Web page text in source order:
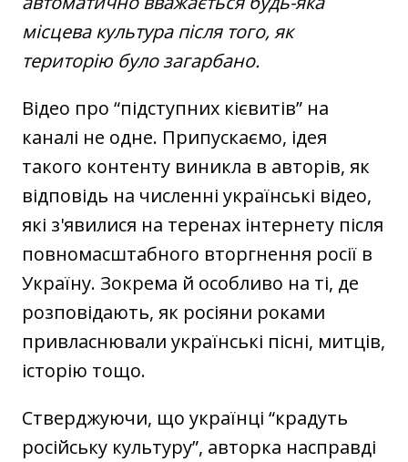
місцева культура після того, як
територію було загарбано.
Відео про “підступних кієвитів” на
каналі не одне. Припускаємо, ідея
такого контенту виникла в авторів, як
відповідь на численні українські відео,
які з'явилися на теренах інтернету після
повномасштабного вторгнення росії в
Україну. Зокрема й особливо на ті, де
розповідають, як росіяни роками
привласнювали українські пісні, митців,
історію тощо.
Стверджуючи, що українці “крадуть
російську культуру”, авторка насправді